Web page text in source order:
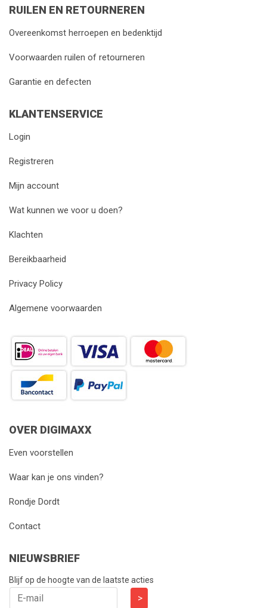
RUILEN EN RETOURNEREN
Overeenkomst herroepen en bedenktijd
Voorwaarden ruilen of retourneren
Garantie en defecten
KLANTENSERVICE
Login
Registreren
Mijn account
Wat kunnen we voor u doen?
Klachten
Bereikbaarheid
Privacy Policy
Algemene voorwaarden
OVER DIGIMAXX
Even voorstellen
Waar kan je ons vinden?
Rondje Dordt
Contact
NIEUWSBRIEF
Blijf op de hoogte van de laatste acties